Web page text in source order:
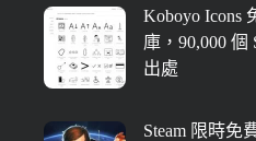
Koboyo Icons
庫，90,000
出處
Steam 限時免